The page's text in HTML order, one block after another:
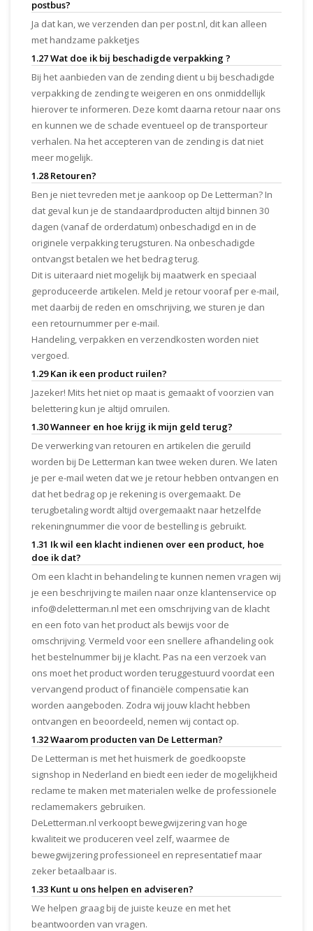
postbus?
Ja dat kan, we verzenden dan per post.nl, dit kan alleen
met handzame pakketjes
1.27 Wat doe ik bij beschadigde verpakking ?
Bij het aanbieden van de zending dient u bij beschadigde
verpakking de zending te weigeren en ons onmiddellijk
hierover te informeren. Deze komt daarna retour naar ons
en kunnen we de schade eventueel op de transporteur
verhalen. Na het accepteren van de zending is dat niet
meer mogelijk.
1.28 Retouren?
Ben je niet tevreden met je aankoop op De Letterman? In
dat geval kun je de standaardproducten altijd binnen 30
dagen (vanaf de orderdatum) onbeschadigd en in de
originele verpakking terugsturen. Na onbeschadigde
ontvangst betalen we het bedrag terug.
Dit is uiteraard niet mogelijk bij maatwerk en speciaal
geproduceerde artikelen. Meld je retour vooraf per e-mail,
met daarbij de reden en omschrijving, we sturen je dan
een retournummer per e-mail.
Handeling, verpakken en verzendkosten worden niet
vergoed.
1.29 Kan ik een product ruilen?
Jazeker! Mits het niet op maat is gemaakt of voorzien van
belettering kun je altijd omruilen.
1.30 Wanneer en hoe krijg ik mijn geld terug?
De verwerking van retouren en artikelen die geruild
worden bij De Letterman kan twee weken duren. We laten
je per e-mail weten dat we je retour hebben ontvangen en
dat het bedrag op je rekening is overgemaakt. De
terugbetaling wordt altijd overgemaakt naar hetzelfde
rekeningnummer die voor de bestelling is gebruikt.
1.31 Ik wil een klacht indienen over een product, hoe
doe ik dat?
Om een klacht in behandeling te kunnen nemen vragen wij
je een beschrijving te mailen naar onze klantenservice op
info@deletterman.nl met een omschrijving van de klacht
en een foto van het product als bewijs voor de
omschrijving. Vermeld voor een snellere afhandeling ook
het bestelnummer bij je klacht. Pas na een verzoek van
ons moet het product worden teruggestuurd voordat een
vervangend product of financiële compensatie kan
worden aangeboden. Zodra wij jouw klacht hebben
ontvangen en beoordeeld, nemen wij contact op.
1.32 Waarom producten van De Letterman?
De Letterman is met het huismerk de goedkoopste
signshop in Nederland en biedt een ieder de mogelijkheid
reclame te maken met materialen welke de professionele
reclamemakers gebruiken.
DeLetterman.nl verkoopt bewegwijzering van hoge
kwaliteit we produceren veel zelf, waarmee de
bewegwijzering professioneel en representatief maar
zeker betaalbaar is.
1.33 Kunt u ons helpen en adviseren?
We helpen graag bij de juiste keuze en met het
beantwoorden van vragen.